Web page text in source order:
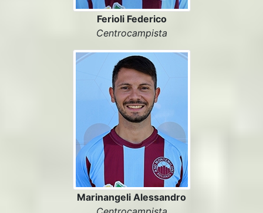
Ferioli Federico
Centrocampista
Marinangeli Alessandro